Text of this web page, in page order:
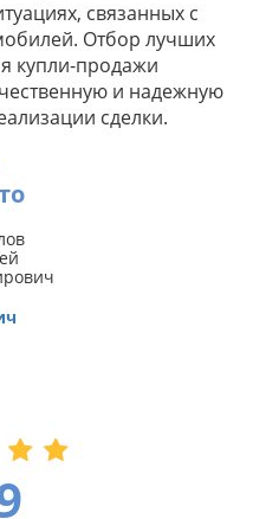
связанных с
Отбор лучших
купли-продажи
и надежную
сделки.